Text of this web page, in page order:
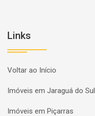
Links
Voltar ao Início
Imóveis em Jaraguá do Sul
Imóveis em Piçarras